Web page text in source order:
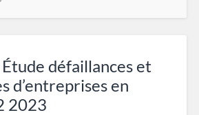
Étude défaillances et
d’entreprises en
2023